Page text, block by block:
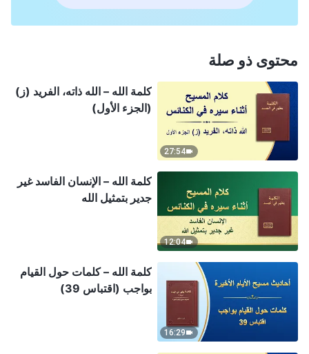
محتوى ذو صلة
27:54
كلمة الله – الله ذاته، الفريد (ز)
(الجزء الأول)
12:04
كلمة الله – الإنسان الفاسد غير
جدير بتمثيل الله
16:29
كلمة الله – كلمات حول القيام
بواجب (اقتباس 39)